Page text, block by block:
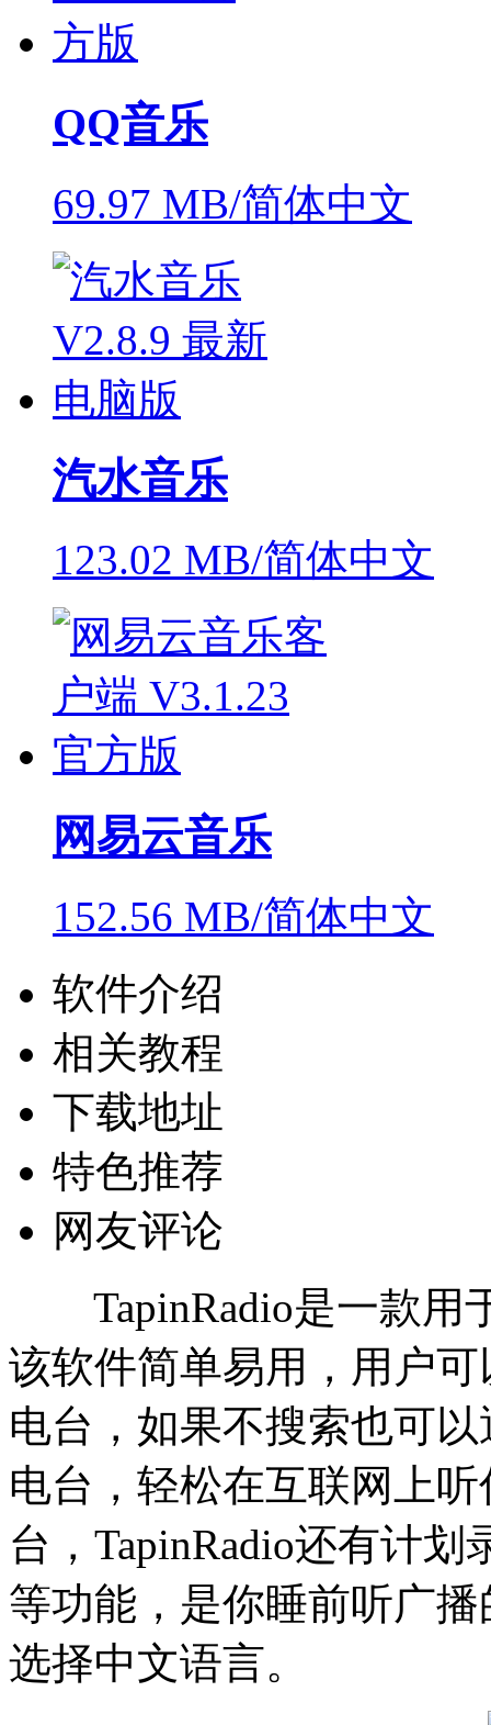
QQ音乐
69.97 MB/简体中文
汽水音乐
123.02 MB/简体中文
网易云音乐
152.56 MB/简体中文
软件介绍
相关教程
下载地址
特色推荐
网友评论
TapinRadio是一款用
该软件简单易用，用户
电台，如果不搜索也可
电台，轻松在互联网上
台，TapinRadio还有计
等功能，是你睡前听广
选择中文语言。